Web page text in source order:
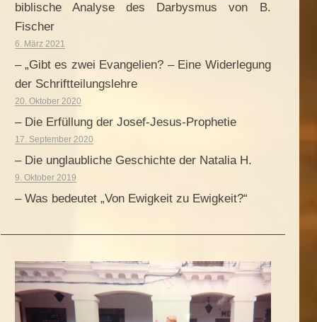
biblische Analyse des Darbysmus von B.
Fischer
6. März 2021
– „Gibt es zwei Evangelien? – Eine Widerlegung
der Schriftteilungslehre
20. Oktober 2020
– Die Erfüllung der Josef-Jesus-Prophetie
17. September 2020
– Die unglaubliche Geschichte der Natalia H.
9. Oktober 2019
– Was bedeutet „Von Ewigkeit zu Ewigkeit?“